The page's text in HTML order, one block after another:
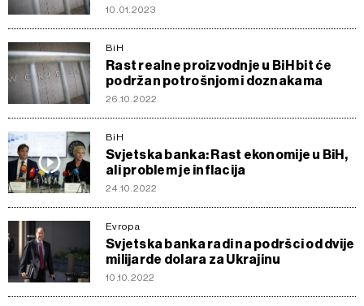
10.01.2023
BiH
Rast realne proizvodnje u BiH bit će
podržan potrošnjom i doznakama
26.10.2022
BiH
Svjetska banka: Rast ekonomije u BiH,
ali problem je inflacija
24.10.2022
Evropa
Svjetska banka radi na podršci od dvije
milijarde dolara za Ukrajinu
10.10.2022